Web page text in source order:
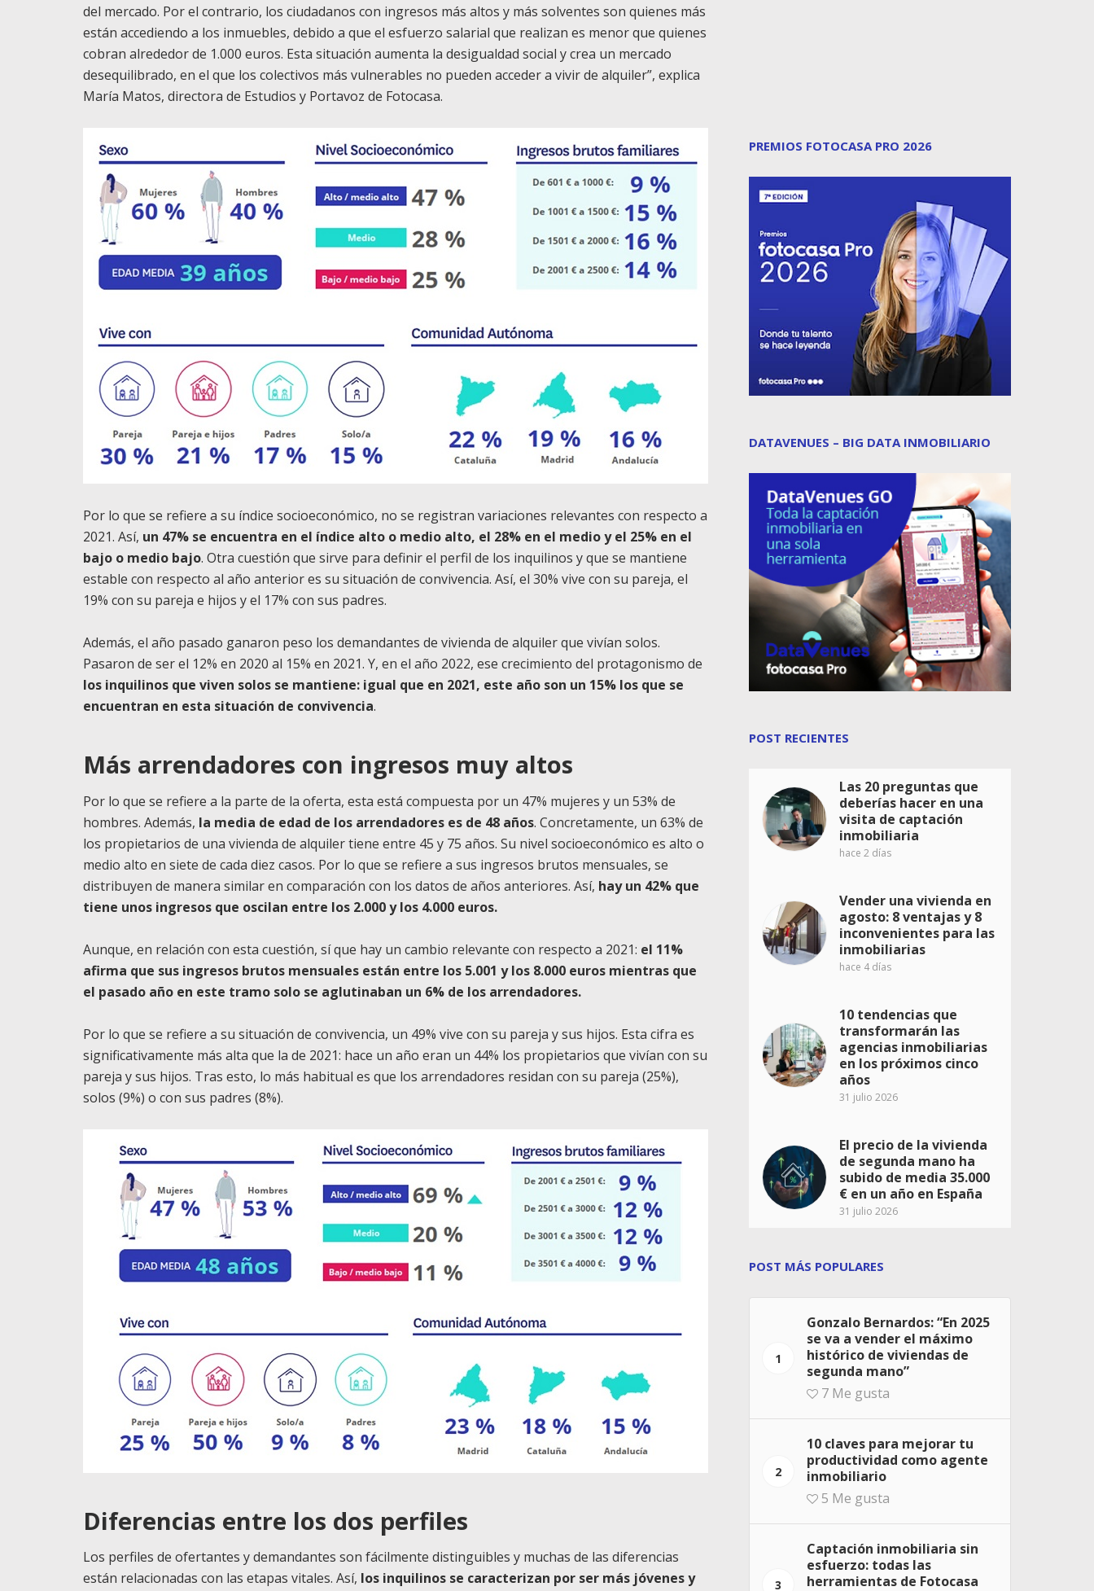
del mercado. Por el contrario, los ciudadanos con ingresos más altos y más solventes son quienes más
están accediendo a los inmuebles, debido a que el esfuerzo salarial que realizan es menor que quienes
cobran alrededor de 1.000 euros. Esta situación aumenta la desigualdad social y crea un mercado
desequilibrado, en el que los colectivos más vulnerables no pueden acceder a vivir de alquiler”, explica
María Matos, directora de Estudios y Portavoz de Fotocasa.
Por lo que se refiere a su índice socioeconómico, no se registran variaciones relevantes con respecto a
2021. Así, un 47% se encuentra en el índice alto o medio alto, el 28% en el medio y el 25% en el
bajo o medio bajo. Otra cuestión que sirve para definir el perfil de los inquilinos y que se mantiene
estable con respecto al año anterior es su situación de convivencia. Así, el 30% vive con su pareja, el
19% con su pareja e hijos y el 17% con sus padres.
Además, el año pasado ganaron peso los demandantes de vivienda de alquiler que vivían solos.
Pasaron de ser el 12% en 2020 al 15% en 2021. Y, en el año 2022, ese crecimiento del protagonismo de
los inquilinos que viven solos se mantiene: igual que en 2021, este año son un 15% los que se
encuentran en esta situación de convivencia.
Más arrendadores con ingresos muy altos
Por lo que se refiere a la parte de la oferta, esta está compuesta por un 47% mujeres y un 53% de
hombres. Además, la media de edad de los arrendadores es de 48 años. Concretamente, un 63% de
los propietarios de una vivienda de alquiler tiene entre 45 y 75 años. Su nivel socioeconómico es alto o
medio alto en siete de cada diez casos. Por lo que se refiere a sus ingresos brutos mensuales, se
distribuyen de manera similar en comparación con los datos de años anteriores. Así, hay un 42% que
tiene unos ingresos que oscilan entre los 2.000 y los 4.000 euros.
Aunque, en relación con esta cuestión, sí que hay un cambio relevante con respecto a 2021: el 11%
afirma que sus ingresos brutos mensuales están entre los 5.001 y los 8.000 euros mientras que
el pasado año en este tramo solo se aglutinaban un 6% de los arrendadores.
Por lo que se refiere a su situación de convivencia, un 49% vive con su pareja y sus hijos. Esta cifra es
significativamente más alta que la de 2021: hace un año eran un 44% los propietarios que vivían con su
pareja y sus hijos. Tras esto, lo más habitual es que los arrendadores residan con su pareja (25%),
solos (9%) o con sus padres (8%).
Diferencias entre los dos perfiles
Los perfiles de ofertantes y demandantes son fácilmente distinguibles y muchas de las diferencias
están relacionadas con las etapas vitales. Así, los inquilinos se caracterizan por ser más jóvenes y
PREMIOS FOTOCASA PRO 2026
DATAVENUES – BIG DATA INMOBILIARIO
POST RECIENTES
Las 20 preguntas que
deberías hacer en una
visita de captación
inmobiliaria
hace 2 días
Vender una vivienda en
agosto: 8 ventajas y 8
inconvenientes para las
inmobiliarias
hace 4 días
10 tendencias que
transformarán las
agencias inmobiliarias
en los próximos cinco
años
31 julio 2026
El precio de la vivienda
de segunda mano ha
subido de media 35.000
€ en un año en España
31 julio 2026
POST MÁS POPULARES
1
Gonzalo Bernardos: “En 2025
se va a vender el máximo
histórico de viviendas de
segunda mano”
7 Me gusta
2
10 claves para mejorar tu
productividad como agente
inmobiliario
5 Me gusta
3
Captación inmobiliaria sin
esfuerzo: todas las
herramientas de Fotocasa